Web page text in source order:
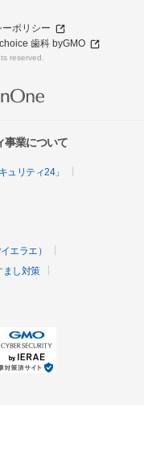
ポリシー
歯科 byGMO
reserved.
事業について
ュリティ24」
エラエ）
まし対策